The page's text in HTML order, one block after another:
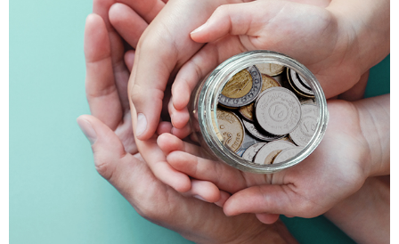
ثراء
ماكينات الصراف الألي و الفروع
19373
البـــلاد